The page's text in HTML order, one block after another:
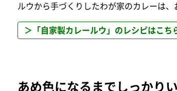
ルウから手づくりしたわが家のカレーは
＞「自家製カレールウ」のレシピはこち
あめ色になるまでしっかりい